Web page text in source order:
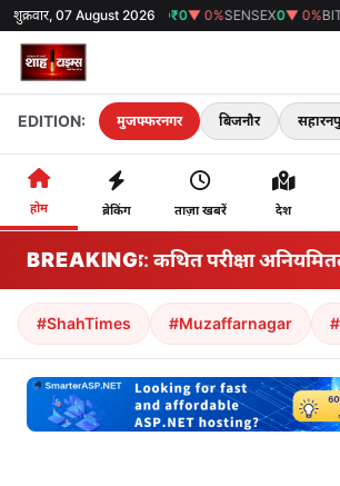
शुक्रवार, 07 August 2026
GOLD₹0▼ 0%SENSEX0▼ 0%BITCOIN$0▼
EDITION: मुजफ्फरनगर बिजनौर
होम ब्रेकिंग ताज़ा खबरें देश
BREAKING
झारखंड: कथित परीक्षा
#ShahTimes #Muzaffarnagar